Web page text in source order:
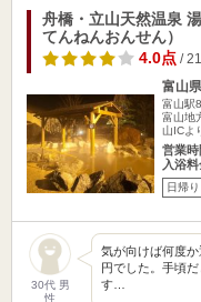
舟橋・立山天然温泉
てんねんおんせん）
4.0点/
富山
富山駅
富山地
山ICよ
営業
入浴
日帰り
30代 男
性
気が向けば何度
円でした。手頃
す…